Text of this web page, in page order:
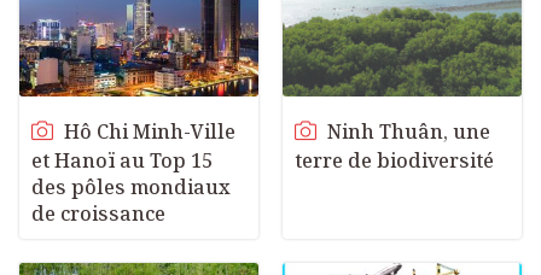
Hô Chi Minh-Ville
et Hanoï au Top 15
des pôles mondiaux
de croissance
Ninh Thuân, une
terre de biodiversité